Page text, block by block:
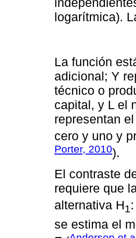
logarítmica).
La función
adicional; Y
técnico o
capital, y L el
representan
cero y uno y
Porter, 2010).
El contraste
requiere que
alternativa H1
se estima el